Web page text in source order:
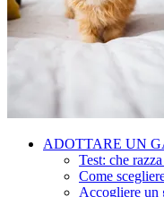
ADOTTARE UN
Test: che
Come
Accogliere un